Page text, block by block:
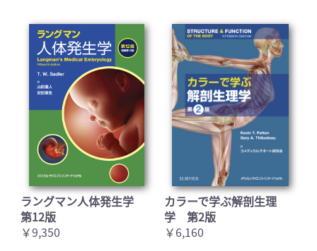
ラングマン人体発生学
第12版
￥9,350
カラーで学ぶ解剖生理
学 第2版
￥6,160